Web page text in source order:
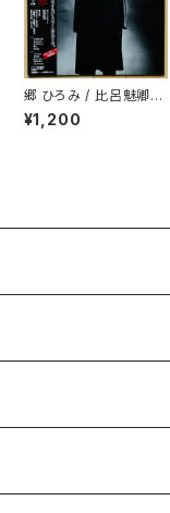
郷 ひろみ / 比呂魅卿の
犯罪
¥1,200